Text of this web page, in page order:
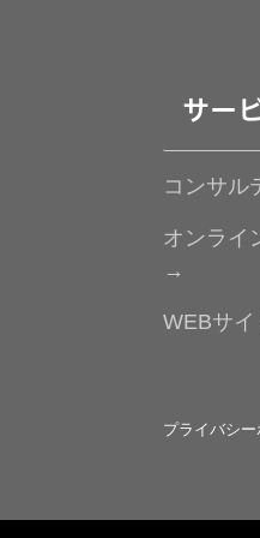
サー
コンサ
オンライ
→
WEBサ
プライバシ